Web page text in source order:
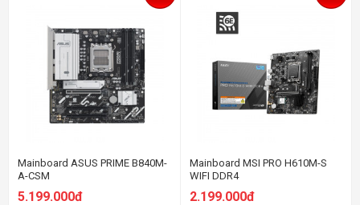
Mainboard ASUS PRIME B840M-
A-CSM
5.199.000đ
Mainboard MSI PRO H610M-S
WIFI DDR4
2.199.000đ